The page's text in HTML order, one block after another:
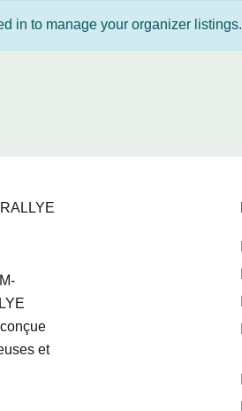
in to manage your organizer listings.
et